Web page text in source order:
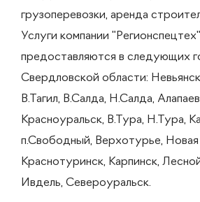
грузоперевозки, аренда
Услуги компании "Регионспецтех"
предоставляются в следующих
Свердловской области:
В.Тагил, В.Салда, Н.Салда,
Красноуральск, В.Тура, Н.Тура,
п.Свободный, Верхотурье,
Краснотуринск, Карпинск,
Ивдель, Североуральск.